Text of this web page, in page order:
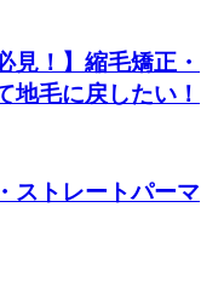
見！】縮毛矯正・
地毛に戻したい！
ストレートパーマ